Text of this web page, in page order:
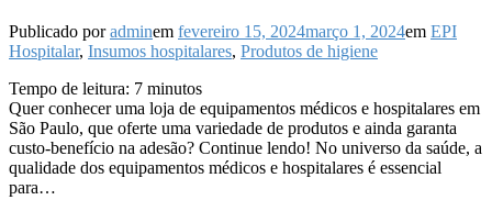
Publicado poradminem fevereiro 15, 2024março 1, 2024em EPI
Hospitalar, Insumos hospitalares, Produtos de higiene
Tempo de leitura: 7 minutos
Quer conhecer uma loja de equipamentos médicos e hospitalares em
São Paulo, que oferte uma variedade de produtos e ainda garanta
custo-benefício na adesão? Continue lendo! No universo da saúde, a
qualidade dos equipamentos médicos e hospitalares é essencial
para…